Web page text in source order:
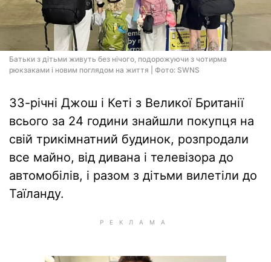
Батьки з дітьми живуть без нічого, подорожуючи з чотирма
рюкзаками і новим поглядом на життя | Фото: SWNS
33-річні Джош і Кеті з Великої Британії
всього за 24 години знайшли покупця на
свій трикімнатний будинок, розпродали
все майно, від дивана і телевізора до
автомобілів, і разом з дітьми вилетіли до
Таїланду.